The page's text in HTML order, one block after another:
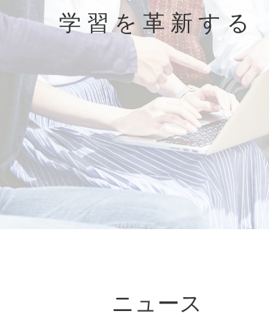
学習を革新する
ニュース